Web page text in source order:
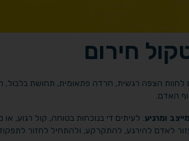
חירום
הצפה רגשית, חרדה פתאומית, תחושת בלבול,
האדם.
ומרגיע. לעיתים די בנוכחות בטוחה, קול רגוע,
לאדם להירגע, להתקרקע, ולהתחיל לחזור